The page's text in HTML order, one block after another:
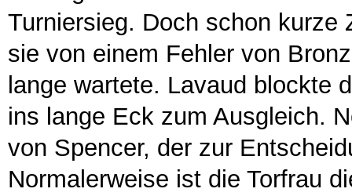
Turniersieg. Doch schon kurze
sie von einem Fehler von
lange wartete. Lavaud blockte
ins lange Eck zum Ausgleich.
von Spencer, der zur
Normalerweise ist die Torfrau